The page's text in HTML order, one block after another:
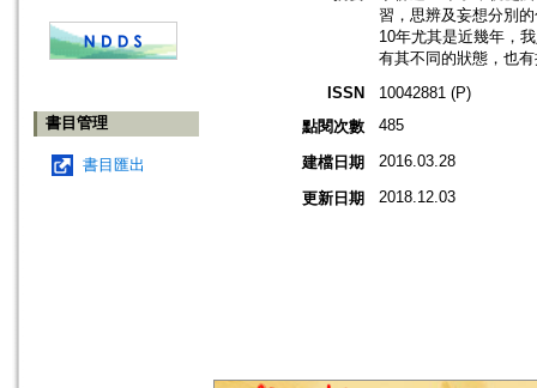
書目管理
書目匯出
習，思辨及妄想分別
10年尤其是近幾年，
有其不同的狀態，也
ISSN
10042881 (P)
點閱次數
485
建檔日期 2016.03.28
更新日期 2018.12.03